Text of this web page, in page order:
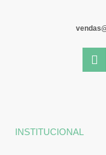
F
a
INSTITUCIONAL